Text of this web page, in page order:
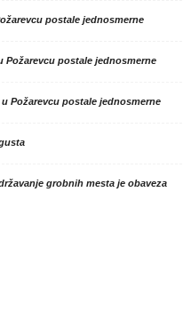
postale jednosmerne
Požarevcu postale jednosmerne
Požarevcu postale jednosmerne
grobnih mesta je obaveza